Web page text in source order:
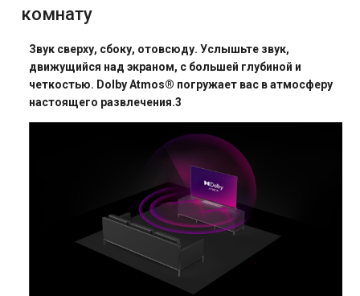
комнату
Звук сверху, сбоку, отовсюду. Услышьте звук,
движущийся над экраном, с большей глубиной и
четкостью. Dolby Atmos® погружает вас в атмосферу
настоящего развлечения.3